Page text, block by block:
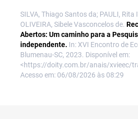
SILVA, Thiago Santos da; PAULI, Rita
OLIVEIRA, Sibele Vasconcelos de.
Abertos: Um caminho para a
independente. In: XVI Encontro de
Blumenau-SC, 2023. Disponível em:
<https://doity.com.br/anais/xvieec/
Acesso em: 06/08/2026 às 08:29